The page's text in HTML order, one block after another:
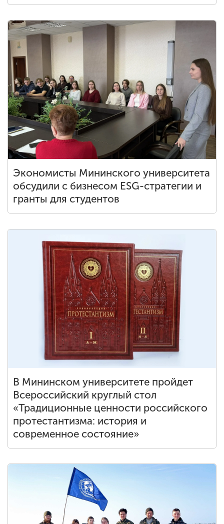
Экономисты Мининского университета
обсудили с бизнесом ESG-стратегии и
гранты для студентов
В Мининском университете пройдет
Всероссийский круглый стол
«Традиционные ценности российского
протестантизма: история и
современное состояние»